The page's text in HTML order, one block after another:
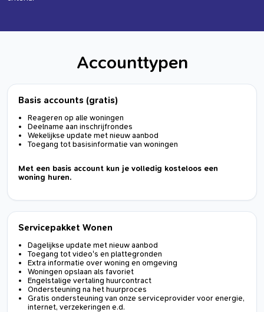
Accounttypen
Basis accounts (gratis)
Reageren op alle woningen
Deelname aan inschrijfrondes
Wekelijkse update met nieuw aanbod
Toegang tot basisinformatie van woningen
Met een basis account kun je volledig kosteloos een
woning huren.
Servicepakket Wonen
Dagelijkse update met nieuw aanbod
Toegang tot video's en plattegronden
Extra informatie over woning en omgeving
Woningen opslaan als favoriet
Engelstalige vertaling huurcontract
Ondersteuning na het huurproces
Gratis ondersteuning van onze serviceprovider voor energie,
internet, verzekeringen e.d.